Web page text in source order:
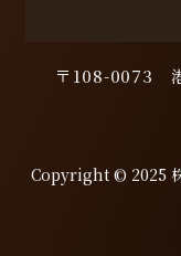
〒108-0073
Copyright © 2025